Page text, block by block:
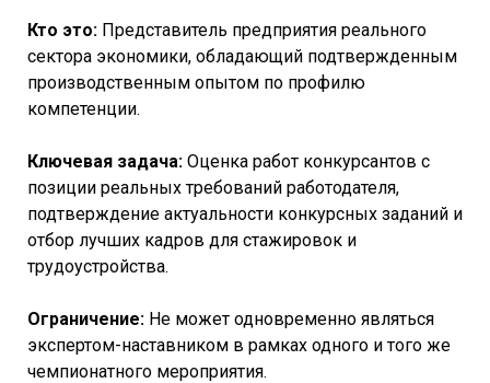
Кто это: Представитель предприятия реального
сектора экономики, обладающий подтвержденным
производственным опытом по профилю
компетенции.
Ключевая задача: Оценка работ конкурсантов с
позиции реальных требований работодателя,
подтверждение актуальности конкурсных заданий и
отбор лучших кадров для стажировок и
трудоустройства.
Ограничение: Не может одновременно являться
экспертом-наставником в рамках одного и того же
чемпионатного мероприятия.